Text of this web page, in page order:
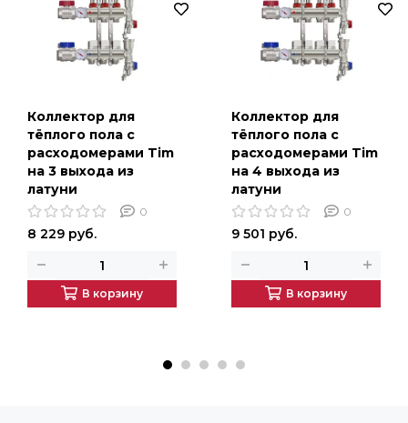
Коллектор для
тёплого пола с
расходомерами Tim
на 3 выхода из
латуни
0
8 229 руб.
В корзину
Коллектор для
тёплого пола с
расходомерами Tim
на 4 выхода из
латуни
0
9 501 руб.
В корзину